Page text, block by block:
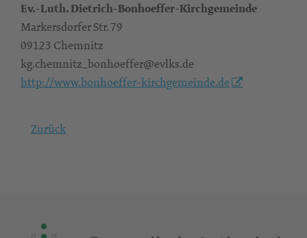
Ev.-Luth. Dietrich-Bonhoeffer-Kirchgemeinde
Markersdorfer Str. 79
09123 Chemnitz
kg.chemnitz_bonhoeffer@evlks.de
http://www.bonhoeffer-kirchgemeinde.de
Zurück